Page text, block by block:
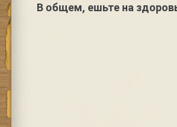
В общем, ешьте на